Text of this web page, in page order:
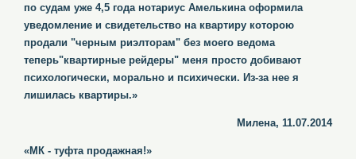
по судам уже 4,5 года нотариус Амелькина оформила
уведомление и свидетельство на квартиру которою
продали "черным риэлторам" без моего ведома
теперь"квартирные рейдеры" меня просто добивают
психологически, морально и психически. Из-за нее я
лишилась квартиры.»
Милена, 11.07.2014
«МК - туфта продажная!»